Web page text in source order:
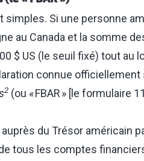
Si une personne
au Canada et la somme
$ US (le seuil fixé) tout au
connue officiellement
2 (ou « FBAR » [le formulaire
du Trésor américain
tous les comptes